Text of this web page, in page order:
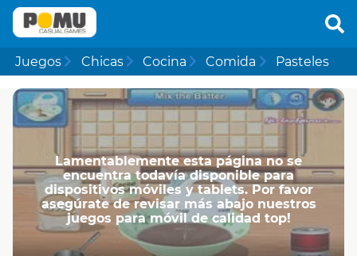
Juegos Chicas Cocina Comida Pasteles
Lamentablemente esta página no se
encuentra todavía disponible para
dispositivos móviles y tablets. Por favor
asegúrate de revisar más abajo nuestros
juegos para móvil de calidad top!